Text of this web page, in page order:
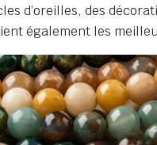
d’oreilles, des
également les